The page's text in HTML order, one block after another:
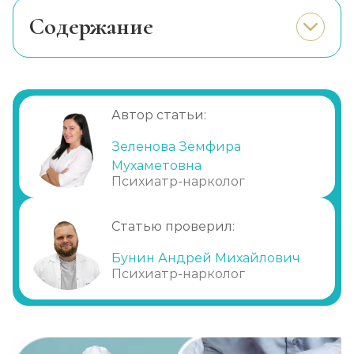
Реабилитация алкоголиков (месяц)
от 17 800 ₽ Записаться
Метод Шичко
от 2 150 ₽
Частный вытрезвитель
от 2 850 ₽ Записаться
Вшивание от алкоголизма (ампула)
от 3 600 ₽
от 2 500 ₽ Записаться
Cодержание
Противопоказания к препарату «Колме»,
побочные эффекты
Кодировка «Колме» в клинике
Автор статьи:
Зеленова Земфира
Мухаметовна
Психиатр-нарколог
Статью проверил:
Бунин Андрей Михайлович
Психиатр-нарколог